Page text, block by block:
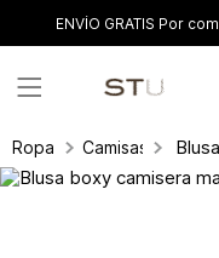
ENVÍO GRATIS Por
Ropa Camisas y blusas